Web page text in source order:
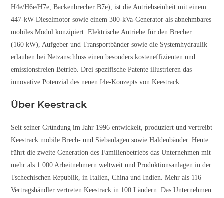
H4e/H6e/H7e, Backenbrecher B7e), ist die Antriebseinheit mit einem
447-kW-Dieselmotor sowie einem 300-kVa-Generator als abnehmbares
mobiles Modul konzipiert. Elektrische Antriebe für den Brecher
(160 kW), Aufgeber und Transportbänder sowie die Systemhydraulik
erlauben bei Netzanschluss einen besonders kosteneffizienten und
emissionsfreien Betrieb. Drei spezifische Patente illustrieren das
innovative Potenzial des neuen I4e-Konzepts von Keestrack.
Über Keestrack
Seit seiner Gründung im Jahr 1996 entwickelt, produziert und vertreibt
Keestrack mobile Brech- und Siebanlagen sowie Haldenbänder. Heute
führt die zweite Generation des Familienbetriebs das Unternehmen mit
mehr als 1.000 Arbeitnehmern weltweit und Produktionsanlagen in der
Tschechischen Republik, in Italien, China und Indien. Mehr als 116
Vertragshändler vertreten Keestrack in 100 Ländern. Das Unternehmen